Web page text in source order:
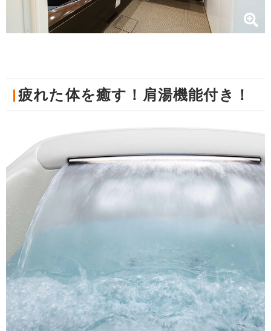
疲れた体を癒す！肩湯機能付き！